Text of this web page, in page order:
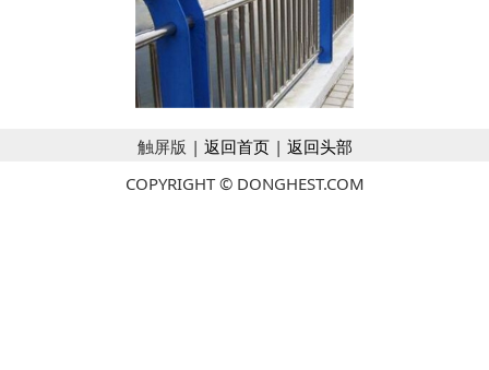
触屏版 | 返回首页| 返回头部
COPYRIGHT © DONGHEST.COM